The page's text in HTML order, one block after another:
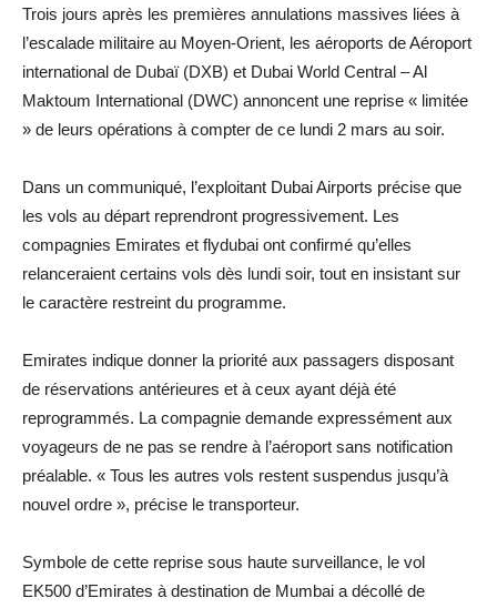
Trois jours après les premières annulations massives liées à
l’escalade militaire au Moyen-Orient, les aéroports de Aéroport
international de Dubaï (DXB) et Dubai World Central – Al
Maktoum International (DWC) annoncent une reprise « limitée
» de leurs opérations à compter de ce lundi 2 mars au soir.
Dans un communiqué, l’exploitant Dubai Airports précise que
les vols au départ reprendront progressivement. Les
compagnies Emirates et flydubai ont confirmé qu’elles
relanceraient certains vols dès lundi soir, tout en insistant sur
le caractère restreint du programme.
Emirates indique donner la priorité aux passagers disposant
de réservations antérieures et à ceux ayant déjà été
reprogrammés. La compagnie demande expressément aux
voyageurs de ne pas se rendre à l’aéroport sans notification
préalable. « Tous les autres vols restent suspendus jusqu’à
nouvel ordre », précise le transporteur.
Symbole de cette reprise sous haute surveillance, le vol
EK500 d’Emirates à destination de Mumbai a décollé de